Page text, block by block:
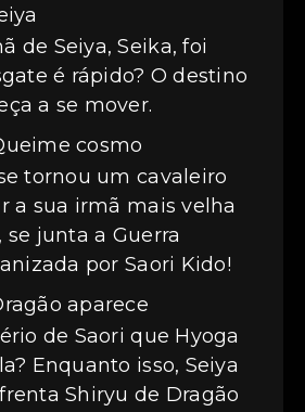
de Seiya, Seika, foi
é rápido? O destino
a se mover.
cosmo
tornou um cavaleiro
a sua irmã mais velha
junta a Guerra
por Saori Kido!
aparece
de Saori que Hyoga
Enquanto isso, Seiya
Shiryu de Dragão